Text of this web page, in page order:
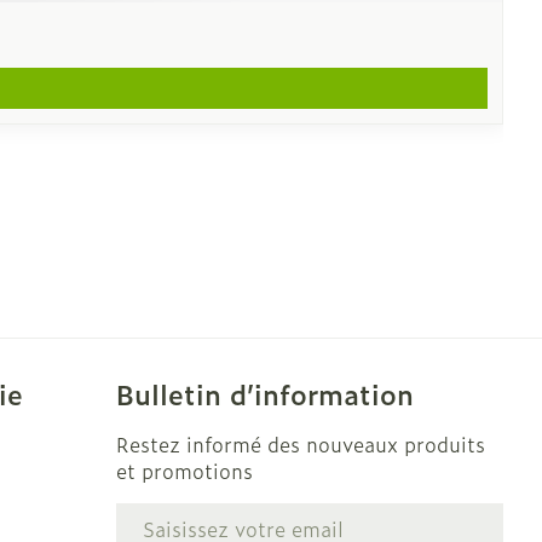
Bulletin d’information
Restez informé des nouveaux produits
et promotions
Adresse mail